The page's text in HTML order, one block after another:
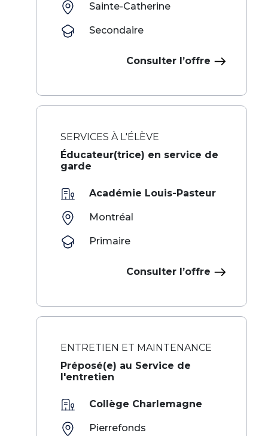
Sainte-Catherine
Secondaire
Consulter l’offre
SERVICES À L'ÉLÈVE
Éducateur(trice) en service de
garde
Académie Louis-Pasteur
Montréal
Primaire
Consulter l’offre
ENTRETIEN ET MAINTENANCE
Préposé(e) au Service de
l'entretien
Collège Charlemagne
Pierrefonds